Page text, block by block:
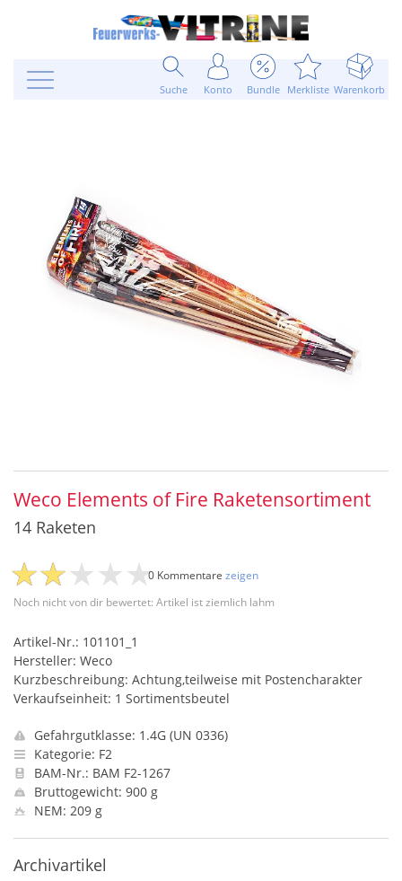
Suche Konto Bundle Merkliste Warenkorb
Weco Elements of Fire Raketensortiment
14 Raketen
Noch nicht von dir bewertet: Artikel ist ziemlich lahm
0 Kommentare zeigen
Artikel-Nr.: 101101_1
Hersteller: Weco
Kurzbeschreibung: Achtung,teilweise mit Postencharakter
Verkaufseinheit: 1 Sortimentsbeutel
Gefahrgutklasse: 1.4G (UN 0336)
Kategorie: F2
BAM-Nr.: BAM F2-1267
Bruttogewicht: 900 g
NEM: 209 g
Archivartikel